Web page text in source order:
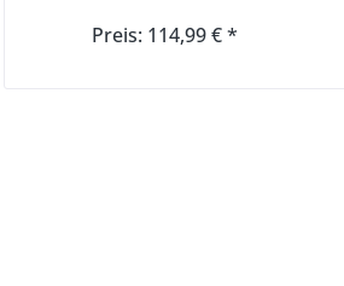
Preis: 114,99 € *